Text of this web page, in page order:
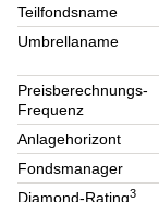
Teilfondsname
Umbrellaname
Preisberechnungs-
Frequenz
Anlagehorizont
Fondsmanager
Diamond-Rating3